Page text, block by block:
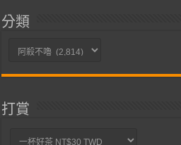
分類
分
打賞